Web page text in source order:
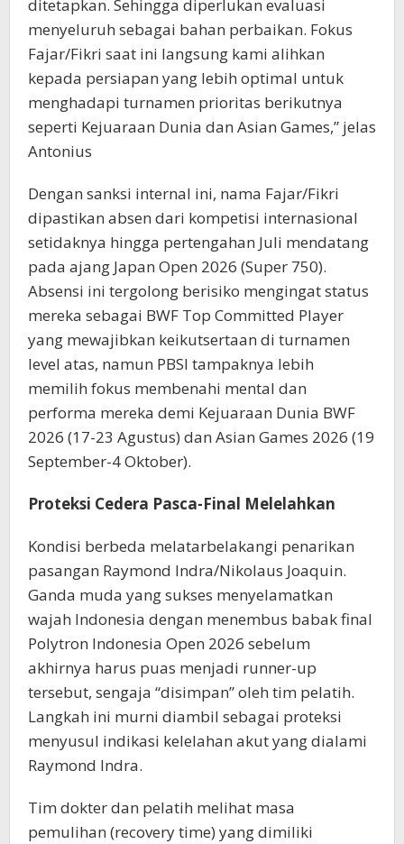
ditetapkan. Sehingga diperlukan evaluasi
menyeluruh sebagai bahan perbaikan. Fokus
Fajar/Fikri saat ini langsung kami alihkan
kepada persiapan yang lebih optimal untuk
menghadapi turnamen prioritas berikutnya
seperti Kejuaraan Dunia dan Asian Games,” jelas
Antonius
Dengan sanksi internal ini, nama Fajar/Fikri
dipastikan absen dari kompetisi internasional
setidaknya hingga pertengahan Juli mendatang
pada ajang Japan Open 2026 (Super 750).
Absensi ini tergolong berisiko mengingat status
mereka sebagai BWF Top Committed Player
yang mewajibkan keikutsertaan di turnamen
level atas, namun PBSI tampaknya lebih
memilih fokus membenahi mental dan
performa mereka demi Kejuaraan Dunia BWF
2026 (17-23 Agustus) dan Asian Games 2026 (19
September-4 Oktober).
Proteksi Cedera Pasca-Final Melelahkan
Kondisi berbeda melatarbelakangi penarikan
pasangan Raymond Indra/Nikolaus Joaquin.
Ganda muda yang sukses menyelamatkan
wajah Indonesia dengan menembus babak final
Polytron Indonesia Open 2026 sebelum
akhirnya harus puas menjadi runner-up
tersebut, sengaja “disimpan” oleh tim pelatih.
Langkah ini murni diambil sebagai proteksi
menyusul indikasi kelelahan akut yang dialami
Raymond Indra.
Tim dokter dan pelatih melihat masa
pemulihan (recovery time) yang dimiliki